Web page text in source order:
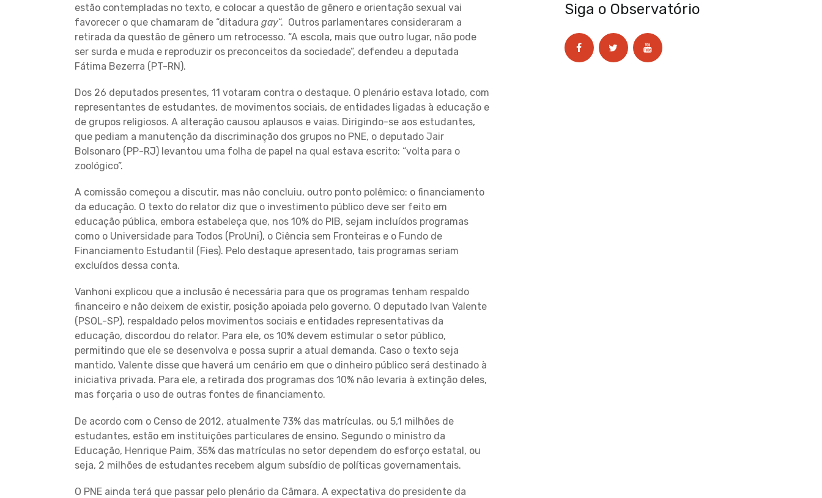
estão contempladas no texto, e colocar a questão de gênero e orientação sexual vai
favorecer o que chamaram de “ditadura gay“. Outros parlamentares consideraram a
retirada da questão de gênero um retrocesso. “A escola, mais que outro lugar, não pode
ser surda e muda e reproduzir os preconceitos da sociedade”, defendeu a deputada
Fátima Bezerra (PT-RN).
Dos 26 deputados presentes, 11 votaram contra o destaque. O plenário estava lotado, com
representantes de estudantes, de movimentos sociais, de entidades ligadas à educação e
de grupos religiosos. A alteração causou aplausos e vaias. Dirigindo-se aos estudantes,
que pediam a manutenção da discriminação dos grupos no PNE, o deputado Jair
Bolsonaro (PP-RJ) levantou uma folha de papel na qual estava escrito: “volta para o
zoológico”.
A comissão começou a discutir, mas não concluiu, outro ponto polêmico: o financiamento
da educação. O texto do relator diz que o investimento público deve ser feito em
educação pública, embora estabeleça que, nos 10% do PIB, sejam incluídos programas
como o Universidade para Todos (ProUni), o Ciência sem Fronteiras e o Fundo de
Financiamento Estudantil (Fies). Pelo destaque apresentado, tais programas seriam
excluídos dessa conta.
Vanhoni explicou que a inclusão é necessária para que os programas tenham respaldo
financeiro e não deixem de existir, posição apoiada pelo governo. O deputado Ivan Valente
(PSOL-SP), respaldado pelos movimentos sociais e entidades representativas da
educação, discordou do relator. Para ele, os 10% devem estimular o setor público,
permitindo que ele se desenvolva e possa suprir a atual demanda. Caso o texto seja
mantido, Valente disse que haverá um cenário em que o dinheiro público será destinado à
iniciativa privada. Para ele, a retirada dos programas dos 10% não levaria à extinção deles,
mas forçaria o uso de outras fontes de financiamento.
De acordo com o Censo de 2012, atualmente 73% das matrículas, ou 5,1 milhões de
estudantes, estão em instituições particulares de ensino. Segundo o ministro da
Educação, Henrique Paim, 35% das matrículas no setor dependem do esforço estatal, ou
seja, 2 milhões de estudantes recebem algum subsídio de políticas governamentais.
O PNE ainda terá que passar pelo plenário da Câmara. A expectativa do presidente da
Siga o Observatório